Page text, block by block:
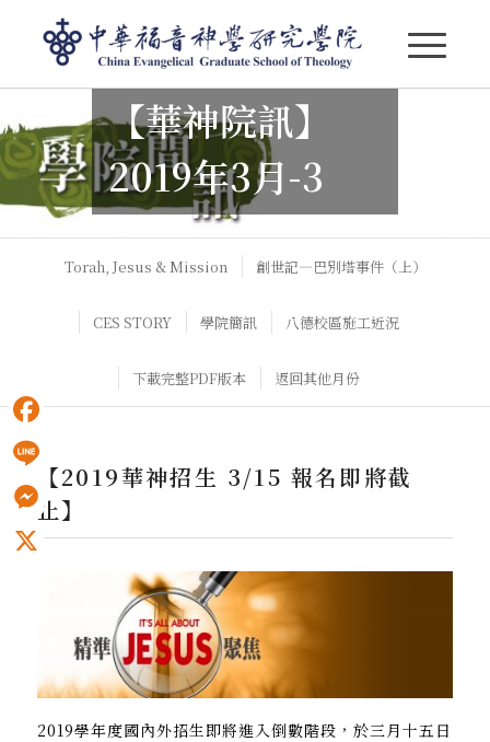
【華神院訊】2019年3月-3
【華神院訊】
2019年3月-3
Torah, Jesus & Mission 創世記—巴別塔事件（上）
CES STORY 學院簡訊 八德校區施工近況
下載完整PDF版本 返回其他月份
【2019華神招生 3/15 報名即將截
止】
2019學年度國內外招生即將進入倒數階段，於三月十五日
Facebook
Line
Messenger